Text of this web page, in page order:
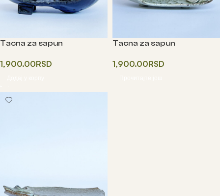
Tacna za sapun
1,900.00RSD
Tacna za sapun
1,900.00RSD